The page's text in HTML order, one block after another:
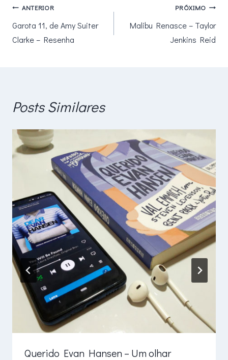
Navegação
de
ANTERIOR
Garota 11, de Amy Suiter
Clarke – Resenha
PRÓXIMO
Malibu Renasce – Taylor
Jenkins Reid
Posts Similares
Querido Evan Hansen – Um olhar